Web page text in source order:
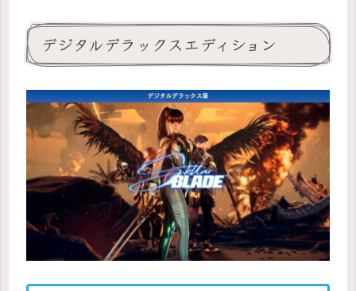
デジタルデラックスエディション